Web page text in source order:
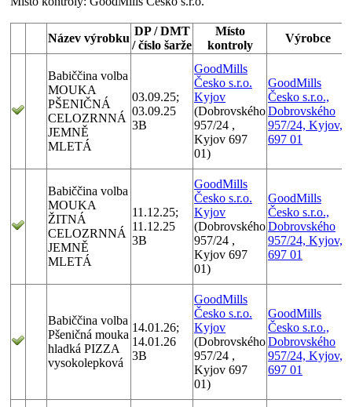
Název výrobku
DP / DMT
/ číslo šarže
Místo
kontroly
Výrobce
Babiččina volba
MOUKA
PŠENIČNÁ
CELOZRNNÁ
JEMNĚ
MLETÁ
03.09.25;
03.09.25
3B
GoodMills
Česko s.r.o.
Kyjov
(Dobrovského
957/24 ,
Kyjov 697
01)
GoodMills
Česko s.r.o.,
Dobrovského
957/24, Kyjov,
697 01
Babiččina volba
MOUKA
ŽITNÁ
CELOZRNNÁ
JEMNĚ
MLETÁ
11.12.25;
11.12.25
3B
GoodMills
Česko s.r.o.
Kyjov
(Dobrovského
957/24 ,
Kyjov 697
01)
GoodMills
Česko s.r.o.,
Dobrovského
957/24, Kyjov,
697 01
Babiččina volba
Pšeničná mouka
hladká PIZZA
vysokolepková
14.01.26;
14.01.26
3B
GoodMills
Česko s.r.o.
Kyjov
(Dobrovského
957/24 ,
Kyjov 697
01)
GoodMills
Česko s.r.o.,
Dobrovského
957/24, Kyjov,
697 01